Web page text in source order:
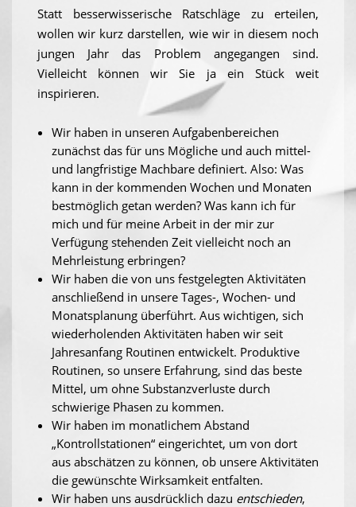
Statt besserwisserische Ratschläge zu erteilen,
wollen wir kurz darstellen, wie wir in diesem noch
jungen Jahr das Problem angegangen sind.
Vielleicht können wir Sie ja ein Stück weit
inspirieren.
Wir haben in unseren Aufgabenbereichen
zunächst das für uns Mögliche und auch mittel-
und langfristige Machbare definiert. Also: Was
kann in der kommenden Wochen und Monaten
bestmöglich getan werden? Was kann ich für
mich und für meine Arbeit in der mir zur
Verfügung stehenden Zeit vielleicht noch an
Mehrleistung erbringen?
Wir haben die von uns festgelegten Aktivitäten
anschließend in unsere Tages-, Wochen- und
Monatsplanung überführt. Aus wichtigen, sich
wiederholenden Aktivitäten haben wir seit
Jahresanfang Routinen entwickelt. Produktive
Routinen, so unsere Erfahrung, sind das beste
Mittel, um ohne Substanzverluste durch
schwierige Phasen zu kommen.
Wir haben im monatlichem Abstand
„Kontrollstationen“ eingerichtet, um von dort
aus abschätzen zu können, ob unsere Aktivitäten
die gewünschte Wirksamkeit entfalten.
Wir haben uns ausdrücklich dazu entschieden,